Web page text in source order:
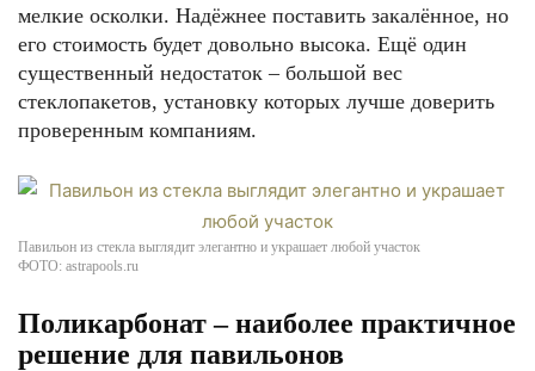
мелкие осколки. Надёжнее поставить закалённое, но
его стоимость будет довольно высока. Ещё один
существенный недостаток – большой вес
стеклопакетов, установку которых лучше доверить
проверенным компаниям.
Павильон из стекла выглядит элегантно и украшает любой участок
ФОТО: astrapools.ru
Поликарбонат – наиболее практичное
решение для павильонов